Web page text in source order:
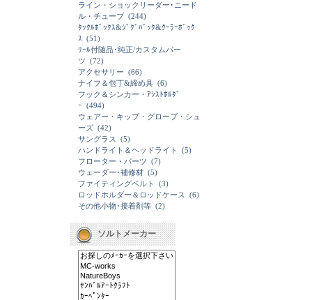
ライン・ショックリーダー･ニード
ル・チューブ (244)
ﾀｯｸﾙﾎﾞｯｸｽ&ｼﾞｸﾞﾊﾞｯｸ&ｸｰﾗｰﾎﾞｯｸ
ｽ (51)
ﾘｰﾙ付随品･純正/カスタムパー
ツ (72)
アクセサリー (66)
ナイフ＆包丁&締め具 (6)
フック＆シンカー・ｱｼｽﾄﾎﾙﾀﾞ
ｰ (494)
ウェアー・キップ・グローブ・シュ
ーズ (42)
サングラス
(5)
ハンドライト＆ヘッドライト
(5)
フローター・パーツ (7)
ウェーダー･補修材 (5)
ファイティングベルト
(3)
ロッドホルダー＆ロッドケース
(6)
その他小物･接着剤等 (2)
ソルトメーカー